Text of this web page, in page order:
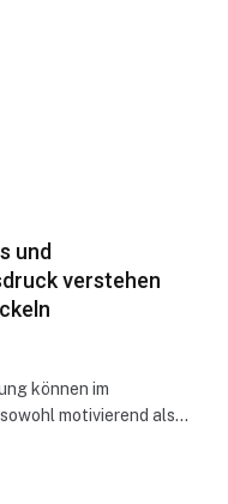
und
verstehen
können im
motivierend als…